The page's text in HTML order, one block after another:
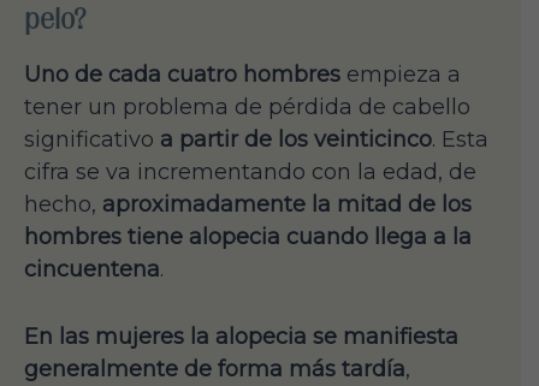
pelo?
Uno de cada cuatro hombres empieza a
tener un problema de pérdida de cabello
significativo a partir de los veinticinco. Esta
cifra se va incrementando con la edad, de
hecho, aproximadamente la mitad de los
hombres tiene alopecia cuando llega a la
cincuentena.
En las mujeres la alopecia se manifiesta
generalmente de forma más tardía,